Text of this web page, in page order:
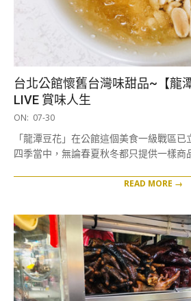
台北公館懷舊台灣味甜品~【龍
LIVE 賞味人生
2019-
30
ON: 07-30
「龍潭豆花」在公館這個美食一級戰區
四季當中，無論春夏秋冬都只提供一樣商
READ MORE →